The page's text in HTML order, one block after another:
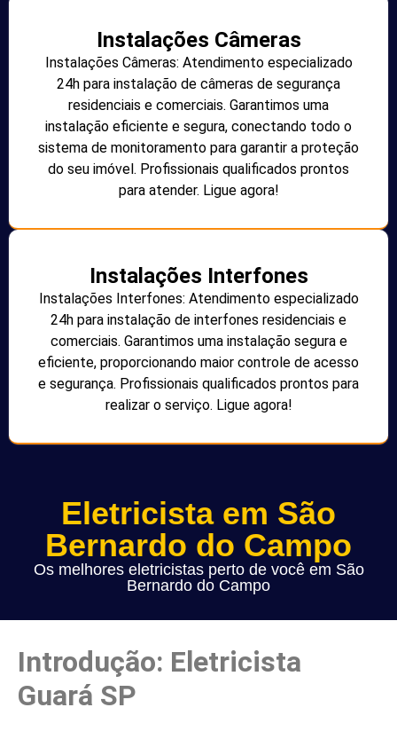
Instalações Câmeras
Instalações Câmeras: Atendimento especializado
24h para instalação de câmeras de segurança
residenciais e comerciais. Garantimos uma
instalação eficiente e segura, conectando todo o
sistema de monitoramento para garantir a proteção
do seu imóvel. Profissionais qualificados prontos
para atender. Ligue agora!
Instalações Interfones
Instalações Interfones: Atendimento especializado
24h para instalação de interfones residenciais e
comerciais. Garantimos uma instalação segura e
eficiente, proporcionando maior controle de acesso
e segurança. Profissionais qualificados prontos para
realizar o serviço. Ligue agora!
Eletricista em São
Bernardo do Campo
Os melhores eletricistas perto de você em São
Bernardo do Campo
Introdução: Eletricista
Guará SP